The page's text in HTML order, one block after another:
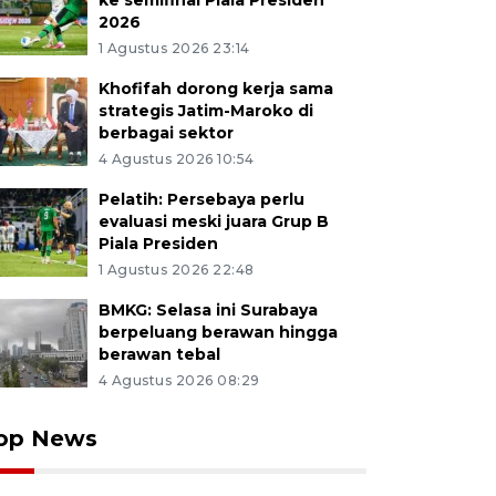
2026
1 Agustus 2026 23:14
Khofifah dorong kerja sama
strategis Jatim-Maroko di
berbagai sektor
4 Agustus 2026 10:54
Pelatih: Persebaya perlu
evaluasi meski juara Grup B
Piala Presiden
1 Agustus 2026 22:48
BMKG: Selasa ini Surabaya
berpeluang berawan hingga
berawan tebal
4 Agustus 2026 08:29
News